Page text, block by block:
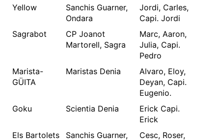
Yellow
Sanchis Guarner,
Ondara
Jordi, Carles,
Capi. Jordi
Sagrabot
CP Joanot
Martorell, Sagra
Marc, Aaron,
Julia, Capi.
Pedro
Marista-
GÜITA
Maristas Denia
Alvaro, Eloy,
Deyan, Capi.
Eugenio.
Goku
Scientia Denia
Erick Capi.
Erick
Els Bartolets
Sanchis Guarner,
Cesc, Roser,